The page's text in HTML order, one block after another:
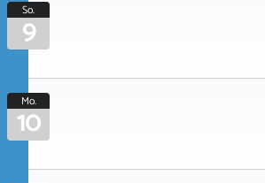
So.
9
Mo.
10